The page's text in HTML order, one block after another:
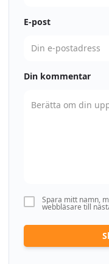
E-post
Din kommentar
Spara mitt namn,
webbläsare till